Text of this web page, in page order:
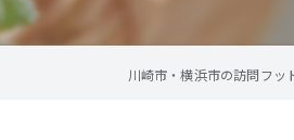
川崎市・横浜市の訪問フ